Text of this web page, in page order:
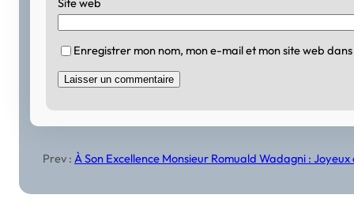
Enregistrer mon nom, mon e-mail et mon site web
Prev :À Son Excellence Monsieur Romuald Wadagni :